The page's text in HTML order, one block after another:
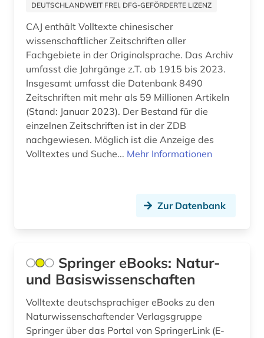
kanada (1)
kappes (1)
kernphysik (1)
klima (1)
klimatologie (1)
klimaänderung (1)
kongressbericht (1)
kulturwissenschaften (3)
kunst (4)
künste (1)
DEUTSCHLANDWEIT FREI, DFG-GEFÖRDERTE LIZENZ
CAJ enthält Volltexte chinesischer
wissenschaftlicher Zeitschriften aller
Fachgebiete in der Originalsprache. Das Archiv
umfasst die Jahrgänge z.T. ab 1915 bis 2023.
Insgesamt umfasst die Datenbank 8490
Zeitschriften mit mehr als 59 Millionen Artikeln
(Stand: Januar 2023). Der Bestand für die
einzelnen Zeitschriften ist in der ZDB
nachgewiesen. Möglich ist die Anzeige des
Volltextes und Suche... Mehr Informationen
Zur Datenbank
Springer eBooks: Natur-
und Basiswissenschaften
Volltexte deutschsprachiger eBooks zu den
Naturwissenschaftender Verlagsgruppe
Springer über das Portal von SpringerLink (E-